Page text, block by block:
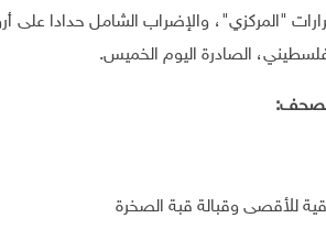
10-2-2022 وفا- قرارات "المركزي"، والإضراب الشامل
الصادرة اليوم الخميس.
الصحف:
للأقصى وقبالة قبة الصخرة